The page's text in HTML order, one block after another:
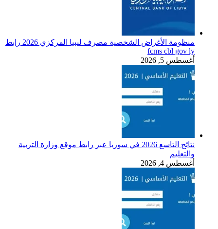
منظومة الأغراض الشخصية مصرف ليبيا المركزي 2026 رابط
fcms cbl gov ly
أغسطس 5, 2026
نتائج التاسع 2026 في سوريا عبر رابط موقع وزارة التربية
والتعليم
أغسطس 4, 2026